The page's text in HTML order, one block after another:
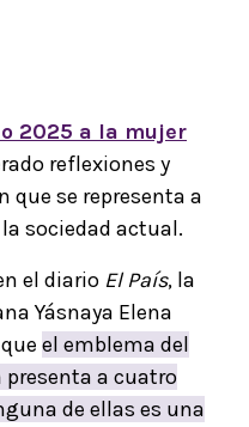
2025 a la mujer
reflexiones y
que se representa a
sociedad actual.
el diario El País, la
Yásnaya Elena
el emblema del
presenta a cuatro
de ellas es una